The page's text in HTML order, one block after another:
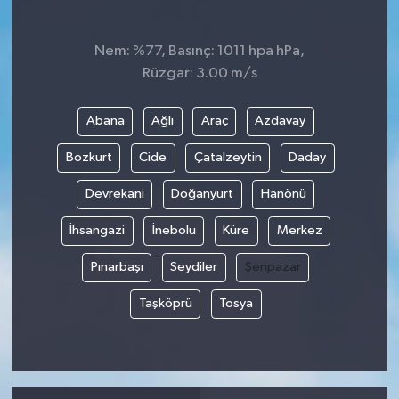
Nem: %77, Basınç: 1011 hpa hPa,
Rüzgar: 3.00 m/s
Abana Ağlı Araç Azdavay
Bozkurt Cide Çatalzeytin Daday
Devrekani Doğanyurt Hanönü
İhsangazi İnebolu Küre Merkez
Pınarbaşı Seydiler Şenpazar
Taşköprü Tosya